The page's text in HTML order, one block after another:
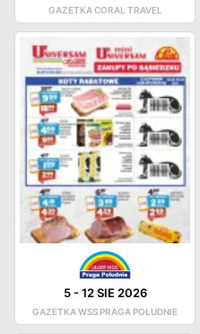
GAZETKA CORAL TRAVEL
5-12 SIE 2026
GAZETKA WSS PRAGA POŁUDNIE